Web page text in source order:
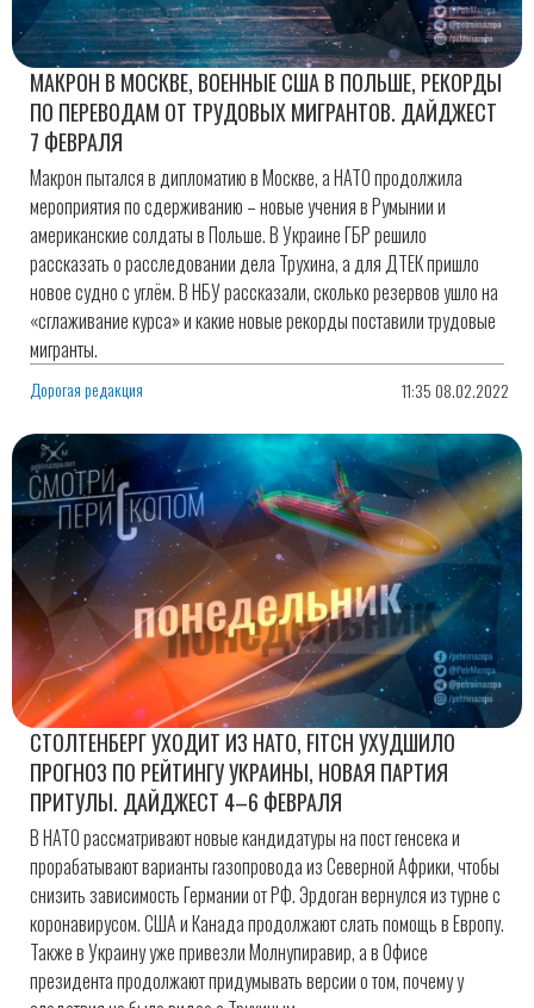
МАКРОН В МОСКВЕ, ВОЕННЫЕ США В ПОЛЬШЕ, РЕКОРДЫ
ПО ПЕРЕВОДАМ ОТ ТРУДОВЫХ МИГРАНТОВ. ДАЙДЖЕСТ
7 ФЕВРАЛЯ
Макрон пытался в дипломатию в Москве, а НАТО продолжила
мероприятия по сдерживанию – новые учения в Румынии и
американские солдаты в Польше. В Украине ГБР решило
рассказать о расследовании дела Трухина, а для ДТЕК пришло
новое судно с углём. В НБУ рассказали, сколько резервов ушло на
«сглаживание курса» и какие новые рекорды поставили трудовые
мигранты.
Дорогая редакция 11:35 08.02.2022
СТОЛТЕНБЕРГ УХОДИТ ИЗ НАТО, FITCH УХУДШИЛО
ПРОГНОЗ ПО РЕЙТИНГУ УКРАИНЫ, НОВАЯ ПАРТИЯ
ПРИТУЛЫ. ДАЙДЖЕСТ 4–6 ФЕВРАЛЯ
В НАТО рассматривают новые кандидатуры на пост генсека и
прорабатывают варианты газопровода из Северной Африки, чтобы
снизить зависимость Германии от РФ. Эрдоган вернулся из турне с
коронавирусом. США и Канада продолжают слать помощь в Европу.
Также в Украину уже привезли Молнупиравир, а в Офисе
президента продолжают придумывать версии о том, почему у